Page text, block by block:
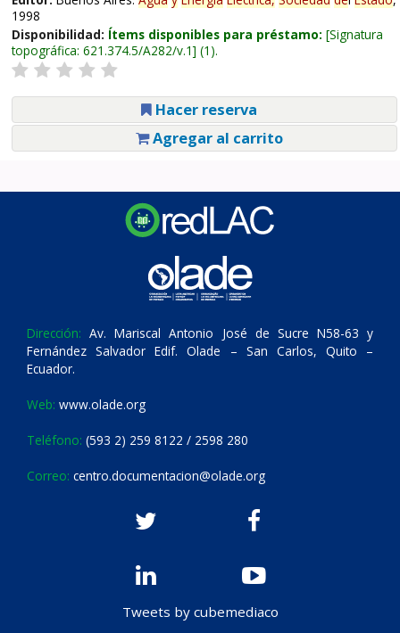
1998
Disponibilidad: Ítems disponibles para préstamo: Signatura
topográfica: 621.374.5/A282/v.1 (1).
Hacer reserva
Agregar al carrito
Dirección: Av. Mariscal Antonio José de Sucre N58-63 y
Fernández Salvador Edif. Olade – San Carlos, Quito –
Ecuador.
Web: www.olade.org
Teléfono: (593 2) 259 8122 / 2598 280
Correo: centro.documentacion@olade.org
Tweets by cubemediaco